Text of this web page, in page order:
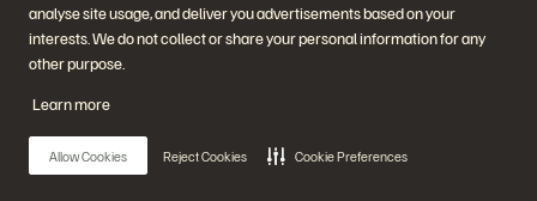
analyse site usage, and deliver you advertisements based on your
interests. We do not collect or share your personal information for any
other purpose.
Learn more
Allow Cookies Reject Cookies Cookie Preferences
Únase a la conversación
Siga todos los canales sociales oficiales de Everpure
© 2026 Everpure, Inc. Todos los derechos reservados.
Privacidad Términos del sitio web LegalCentro de confianza